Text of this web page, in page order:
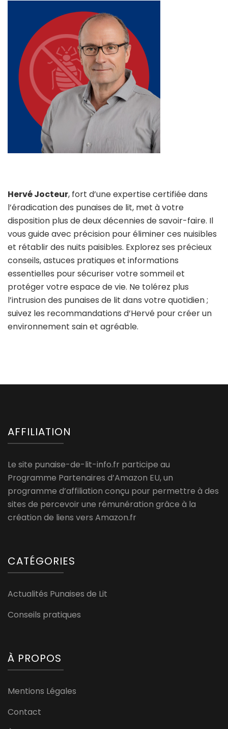
Hervé Jocteur, fort d’une expertise certifiée dans
l’éradication des punaises de lit, met à votre
disposition plus de deux décennies de savoir-faire. Il
vous guide avec précision pour éliminer ces nuisibles
et rétablir des nuits paisibles. Explorez ses précieux
conseils, astuces pratiques et informations
essentielles pour sécuriser votre sommeil et
protéger votre espace de vie. Ne tolérez plus
l’intrusion des punaises de lit dans votre quotidien ;
suivez les recommandations d’Hervé pour créer un
environnement sain et agréable.
AFFILIATION
Le site punaise-de-lit-info.fr participe au
Programme Partenaires d’Amazon EU, un
programme d’affiliation conçu pour permettre à des
sites de percevoir une rémunération grâce à la
création de liens vers Amazon.fr
CATÉGORIES
Actualités Punaises de Lit
Conseils pratiques
À PROPOS
Mentions Légales
Contact